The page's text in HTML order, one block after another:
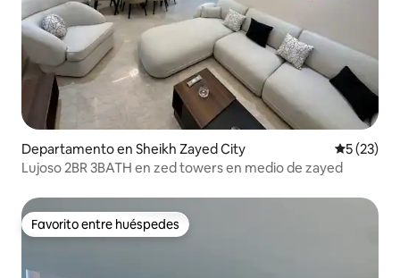
Departamento en Sheikh Zayed City
5 (23)
Lujoso 2BR 3BATH en zed towers en medio de zayed
Favorito entre huéspedes
Favorito entre huéspedes